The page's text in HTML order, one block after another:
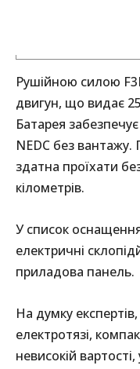
Рушійною силою
двигун, що видає
Батарея
NEDC без
здатна проїхати
кілометрів.
У список
електричні
приладова панель.
На думку
електротязі,
невисокій